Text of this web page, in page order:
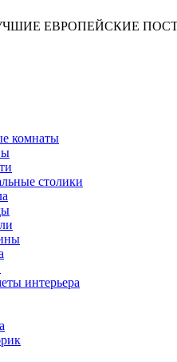
ЕВРОПЕЙСКИЕ
комнаты
столики
интерьера